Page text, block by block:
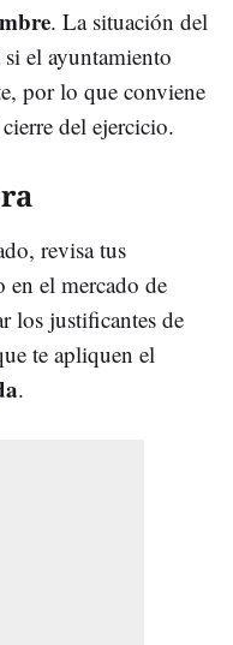
. La situación del
el ayuntamiento
por lo que conviene
del ejercicio.
revisa tus
el mercado de
los justificantes de
te apliquen el
.